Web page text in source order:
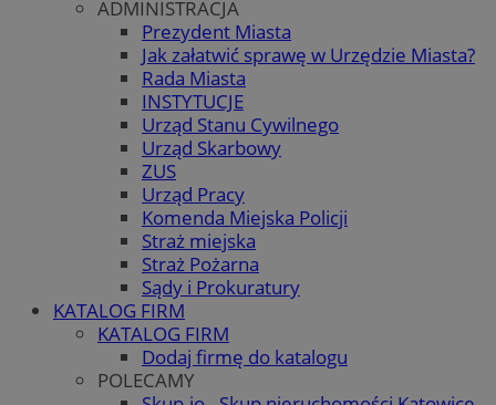
ADMINISTRACJA
Prezydent Miasta
Jak załatwić sprawę w Urzędzie Miasta?
Rada Miasta
INSTYTUCJE
Urząd Stanu Cywilnego
Urząd Skarbowy
ZUS
Urząd Pracy
Komenda Miejska Policji
Straż miejska
Straż Pożarna
Sądy i Prokuratury
KATALOG FIRM
KATALOG FIRM
Dodaj firmę do katalogu
POLECAMY